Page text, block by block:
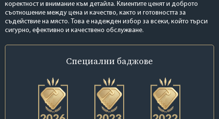
коректност и внимание към детайла. Клиентите ценят и доброто
съотношение между цена и качество, както и готовността за
съдействие на място. Това е надежден избор за всеки, който търси
сигурно, ефективно и качествено обслужване.
Специални баджове